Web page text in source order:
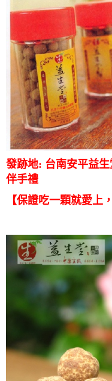
發跡地: 台南安平益
伴手禮
【保證吃一顆就愛上